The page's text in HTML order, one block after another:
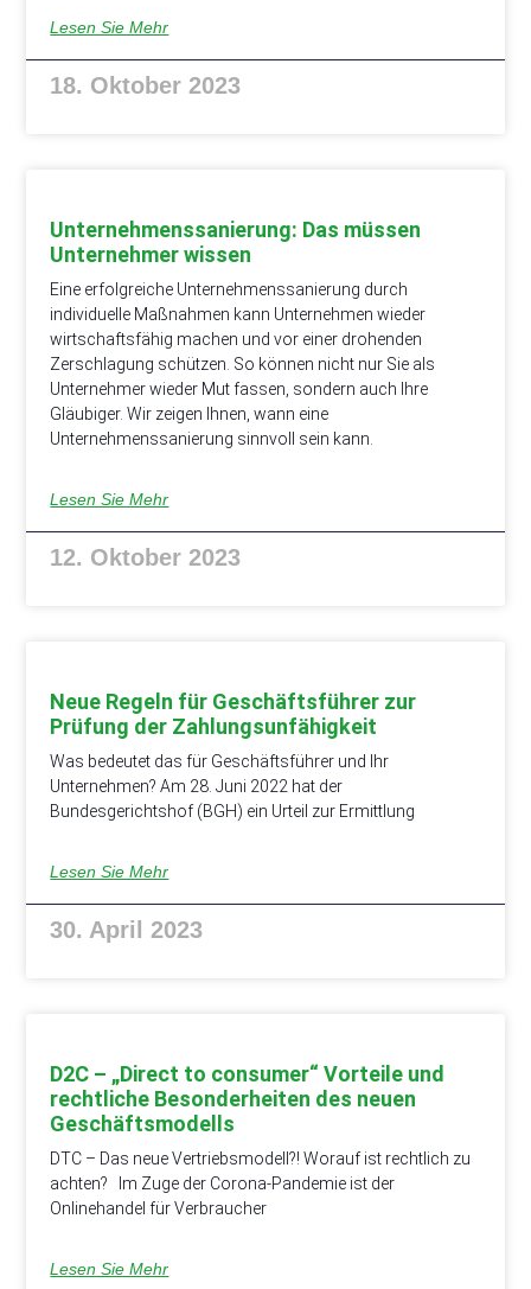
Lesen Sie Mehr
18. Oktober 2023
Unternehmenssanierung: Das müssen
Unternehmer wissen
Eine erfolgreiche Unternehmenssanierung durch
individuelle Maßnahmen kann Unternehmen wieder
wirtschaftsfähig machen und vor einer drohenden
Zerschlagung schützen. So können nicht nur Sie als
Unternehmer wieder Mut fassen, sondern auch Ihre
Gläubiger. Wir zeigen Ihnen, wann eine
Unternehmenssanierung sinnvoll sein kann.
Lesen Sie Mehr
12. Oktober 2023
Neue Regeln für Geschäftsführer zur
Prüfung der Zahlungsunfähigkeit
Was bedeutet das für Geschäftsführer und Ihr
Unternehmen? Am 28. Juni 2022 hat der
Bundesgerichtshof (BGH) ein Urteil zur Ermittlung
Lesen Sie Mehr
30. April 2023
D2C – „Direct to consumer“ Vorteile und
rechtliche Besonderheiten des neuen
Geschäftsmodells
DTC – Das neue Vertriebsmodell?! Worauf ist rechtlich zu
achten? Im Zuge der Corona-Pandemie ist der
Onlinehandel für Verbraucher
Lesen Sie Mehr